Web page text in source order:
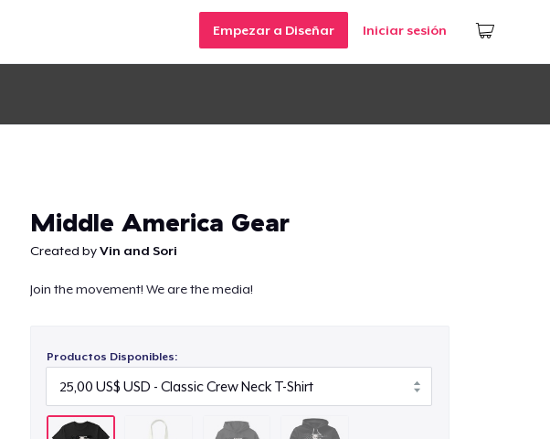
Empezar a Diseñar Iniciar sesión
Middle America Gear
Created byVin and Sori
Join the movement! We are the media!
Productos Disponibles: